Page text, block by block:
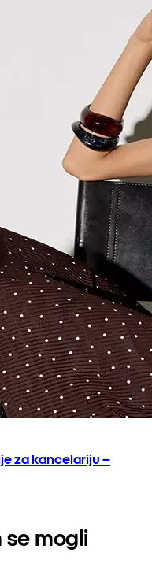
za kancelariju –
se mogli